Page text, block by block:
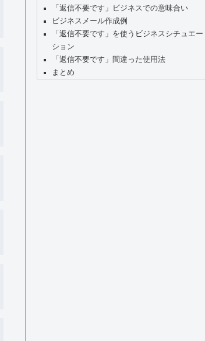
「返信不要です」ビジネスでの意味合い
ビジネスメール作成例
「返信不要です」を使うビジネスシチュエー
ション
「返信不要です」間違った使用法
まとめ